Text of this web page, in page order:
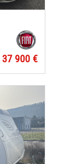
37 900 €